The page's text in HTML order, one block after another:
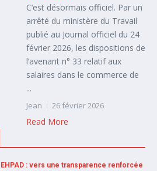
C’est désormais officiel. Par un
arrêté du ministère du Travail
publié au Journal officiel du 24
février 2026, les dispositions de
l’avenant n° 33 relatif aux
salaires dans le commerce de
...
Jean 26 février 2026
Read More
EHPAD : vers une transparence renforcée